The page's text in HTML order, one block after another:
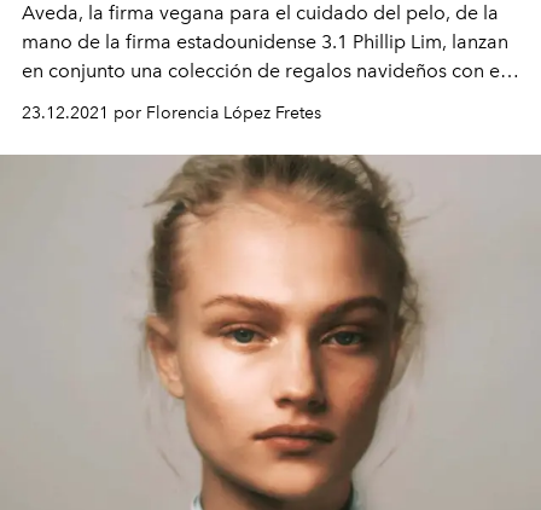
Aveda, la firma vegana para el cuidado del pelo, de la
mano de la firma estadounidense 3.1 Phillip Lim, lanzan
en conjunto una colección de regalos navideños con el
objetivo de celebrar la belleza sustentable y el espíritu
de compartir, inspirada en el mutuo asombro y respeto
por la naturaleza.
23.12.2021 por Florencia López Fretes